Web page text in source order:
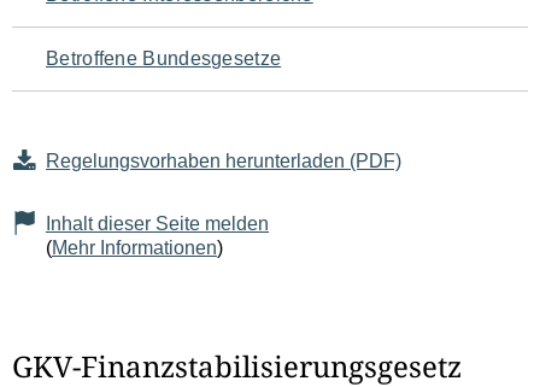
Seiteninhalt
Betroffene Bundesgesetze
Regelungsvorhaben herunterladen (PDF)
Inhalt dieser Seite melden
(Mehr Informationen)
GKV-Finanzstabilisierungsgesetz